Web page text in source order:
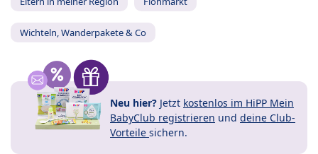
Wichteln, Wanderpakete & Co
Neu hier? Jetzt kostenlos im HiPP Mein
BabyClub registrieren und deine Club-
Vorteile sichern.